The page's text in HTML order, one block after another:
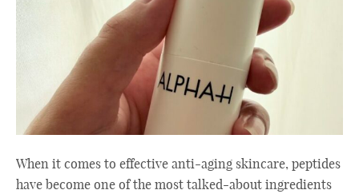
When it comes to effective anti-aging skincare, peptides
have become one of the most talked-about ingredients